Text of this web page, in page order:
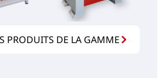
PRODUITS DE LA GAMME